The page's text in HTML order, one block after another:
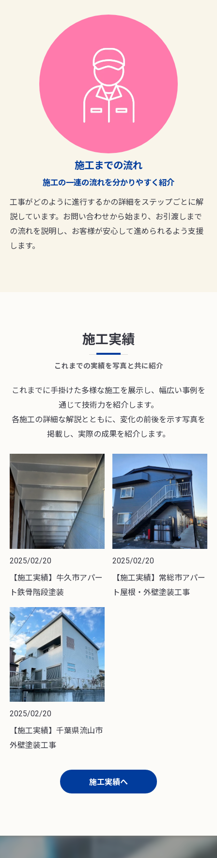
施工までの流れ
施工の一連の流れを分かりやすく紹介
工事がどのように進行するかの詳細をステップごとに解
説しています。お問い合わせから始まり、お引渡しまで
の流れを説明し、お客様が安心して進められるよう支援
します。
これまでの実績を写真と共に紹介
施工実績
これまでに手掛けた多様な施工を展示し、幅広い事例を
通じて技術力を紹介します。
各施工の詳細な解説とともに、変化の前後を示す写真を
掲載し、実際の成果を紹介します。
2025/02/20
【施工実績】牛久市アパー
ト鉄骨階段塗装
2025/02/20
【施工実績】常総市アパー
ト屋根・外壁塗装工事
2025/02/20
【施工実績】千葉県流山市
外壁塗装工事
施工実績へ